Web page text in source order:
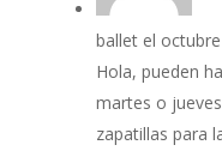
ballet el
Hola, pueden
martes o
zapatillas para